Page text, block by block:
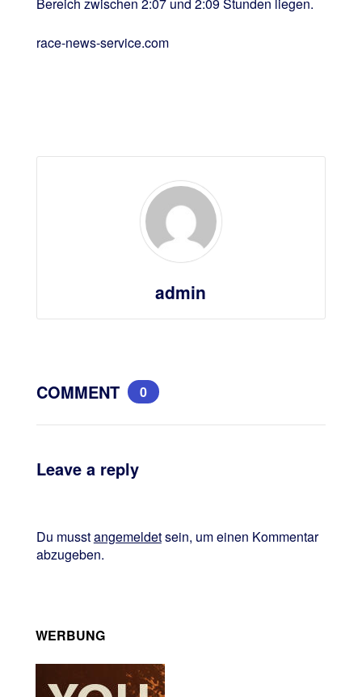
race-news-service.com
admin
COMMENT 0
Leave a reply
Du musstangemeldetsein, um einen Kommentar
abzugeben.
WERBUNG